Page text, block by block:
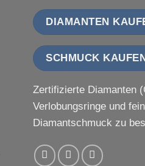
DIAMANTEN
SCHMUCK
Zertifizierte Diamanten
Verlobungsringe und
Diamantschmuck zu